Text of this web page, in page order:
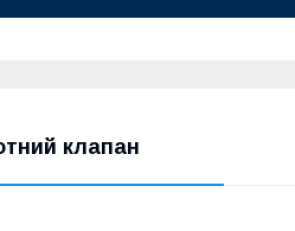
клапан